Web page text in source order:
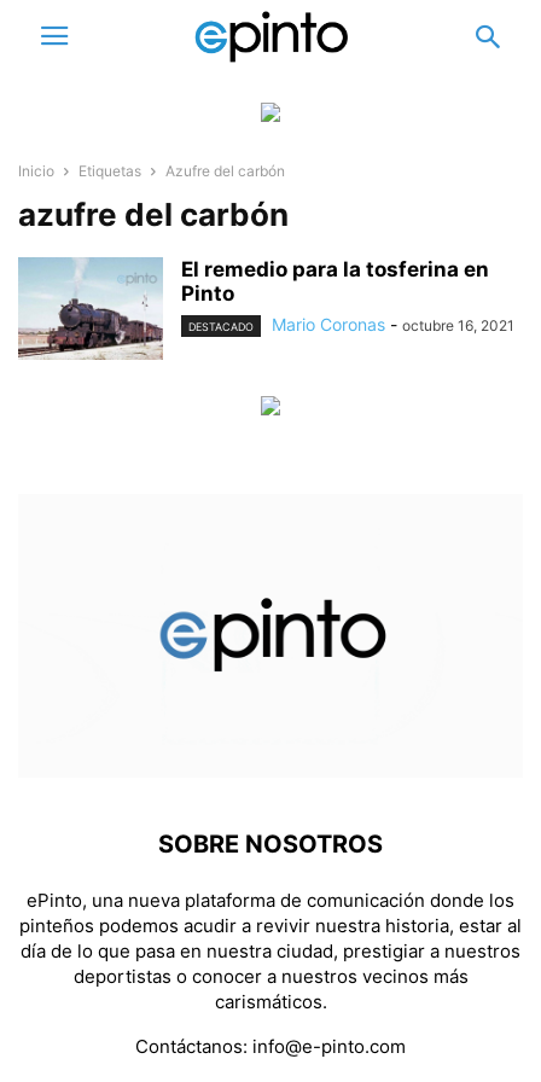
Inicio Etiquetas Azufre del carbón
azufre del carbón
El remedio para la tosferina en
Pinto
DESTACADO Mario Coronas - octubre 16, 2021
SOBRE NOSOTROS
ePinto, una nueva plataforma de comunicación donde los
pinteños podemos acudir a revivir nuestra historia, estar al
día de lo que pasa en nuestra ciudad, prestigiar a nuestros
deportistas o conocer a nuestros vecinos más
carismáticos.
Contáctanos: info@e-pinto.com